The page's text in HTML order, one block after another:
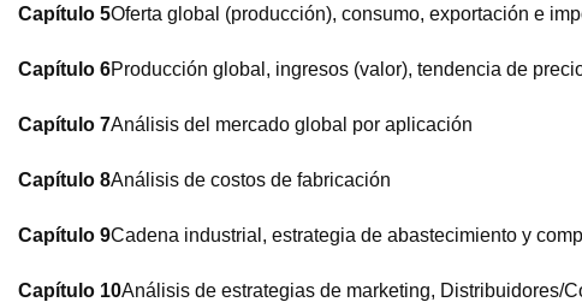
Capítulo 5Oferta global (producción), consumo, exportación e
Capítulo 6Producción global, ingresos (valor), tendencia de
Capítulo 7Análisis del mercado global por aplicación
Capítulo 8Análisis de costos de fabricación
Capítulo 9Cadena industrial, estrategia de abastecimiento y
Capítulo 10Análisis de estrategias de marketing, Distribuidores/